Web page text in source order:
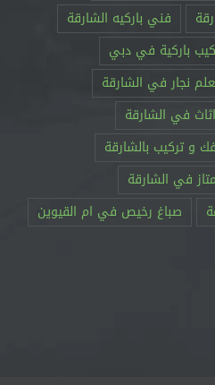
فني باركيه الشارقة
باركية في دبي
نجار في الشارقة
في الشارقة
و تركيب بالشارقة
في الشارقة